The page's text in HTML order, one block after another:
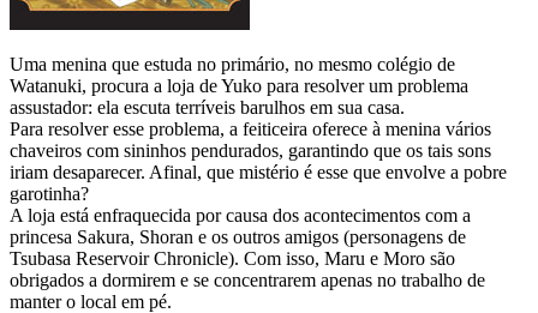
Uma menina que estuda no primário, no mesmo colégio de
Watanuki, procura a loja de Yuko para resolver um problema
assustador: ela escuta terríveis barulhos em sua casa.
Para resolver esse problema, a feiticeira oferece à menina vários
chaveiros com sininhos pendurados, garantindo que os tais sons
iriam desaparecer. Afinal, que mistério é esse que envolve a pobre
garotinha?
A loja está enfraquecida por causa dos acontecimentos com a
princesa Sakura, Shoran e os outros amigos (personagens de
Tsubasa Reservoir Chronicle). Com isso, Maru e Moro são
obrigados a dormirem e se concentrarem apenas no trabalho de
manter o local em pé.